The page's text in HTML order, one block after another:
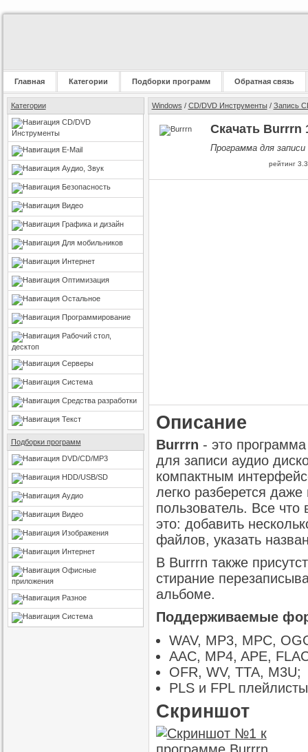
Главная Категории Подборки программ Обратная связь
Категории
CD/DVD
Инструменты
E-Mail
Аудио, Звук
Безопасность
Видео
Графика и дизайн
Для мобильников
Интернет
Оптимизация
Остальное
Программирование
Рабочий стол,
десктоп
Серверы
Система
Средства разработки
Текст
Подборки программ
DVD/CD/MP3
HDD/USB/SD
Аудио
Видео
Изображения
Интернет
Офисные
приложения
Разное
Система
Windows / CD/DVD Инструменты/ Запись
Скачать Burrrn
Программа для записи
рейтинг 3.3
Описание
Burrrn - это
для записи аудио
компактным
легко разберется
пользователь. Все что
это: добавить
файлов, указать
В Burrrn также
стирание
альбоме.
Поддерживаемые
WAV, MP3, MPC,
AAC, MP4, APE,
OFR, WV, TTA, M3U;
PLS и FPL
Скриншот